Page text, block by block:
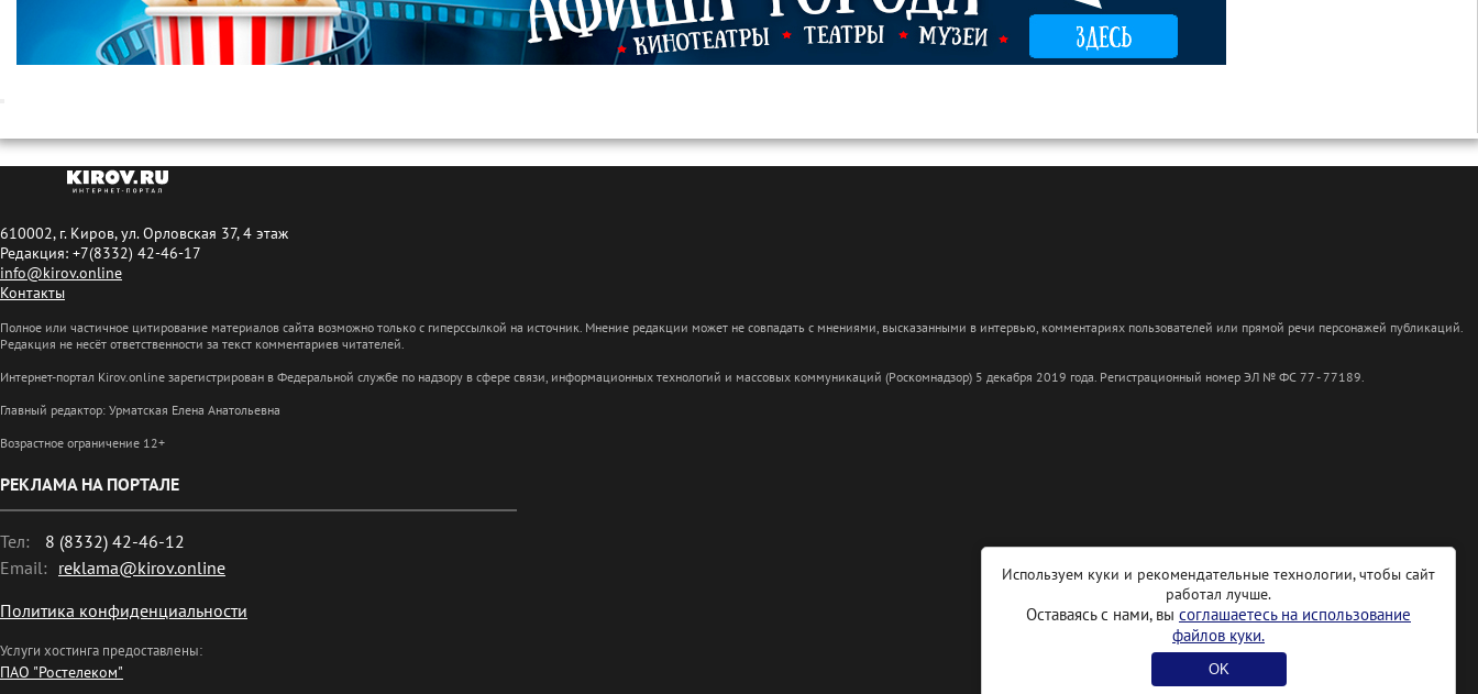
610002, г. Киров, ул. Орловская 37, 4 этаж
Редакция: +7(8332) 42-46-17
info@kirov.online
Контакты
Полное или частичное цитирование материалов сайта возможно только с гиперссылкой на источник. Мнение редакции может не совпадать с мнениями, высказанными в интервью, комментариях пользователей или прямой речи персонажей публикаций.
Редакция не несёт ответственности за текст комментариев читателей.
Интернет-портал Kirov.online зарегистрирован в Федеральной службе по надзору в сфере связи, информационных технологий и массовых коммуникаций (Роскомнадзор) 5 декабря 2019 года. Регистрационный номер ЭЛ № ФС 77 - 77189.
Главный редактор: Урматская Елена Анатольевна
Возрастное ограничение 12+
РЕКЛАМА НА ПОРТАЛЕ
Тел:
8 (8332) 42-46-12
Email: reklama@kirov.online
Политика конфиденциальности
Услуги хостинга предоставлены:
ПАО "Ростелеком"
Используем куки и рекомендательные технологии, чтобы сайт
работал лучше.
Оставаясь с нами, вы соглашаетесь на использование
файлов куки.
OK